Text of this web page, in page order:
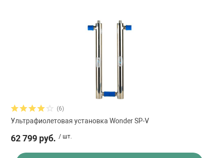
(6)
Ультрафиолетовая установка Wonder SP-V
62 799 руб. / шт.